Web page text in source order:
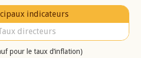
indicateurs
directeurs
pour le taux d’inflation)